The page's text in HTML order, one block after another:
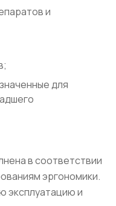
и
для
в соответствии
эргономики.
эксплуатацию и